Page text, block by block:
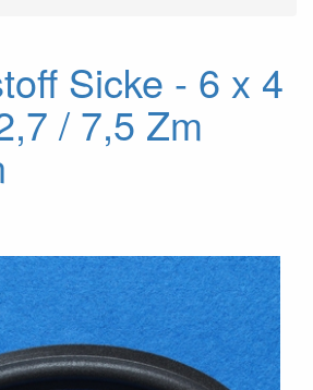
Sicke - 6 x 4
/ 7,5 Zm